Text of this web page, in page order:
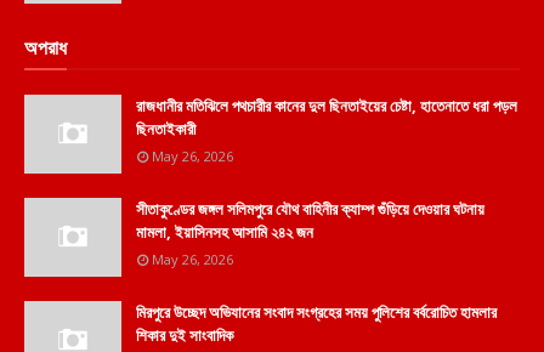
অপরাধ
রাজধানীর মতিঝিলে পথচারীর কানের দুল ছিনতাইয়ের চেষ্টা, হাতেনাতে ধরা পড়ল
ছিনতাইকারী
May 26, 2026
সীতাকুণ্ডের জঙ্গল সলিমপুরে যৌথ বাহিনীর ক্যাম্প গুঁড়িয়ে দেওয়ার ঘটনায়
মামলা, ইয়াসিনসহ আসামি ২৪২ জন
May 26, 2026
মিরপুরে উচ্ছেদ অভিযানের সংবাদ সংগ্রহের সময় পুলিশের বর্বরোচিত হামলার
শিকার দুই সাংবাদিক